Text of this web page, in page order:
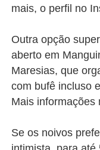
mais, o perfil no
Outra opção
aberto em
Maresias, que
com bufê incluso
Mais informações
Se os noivos